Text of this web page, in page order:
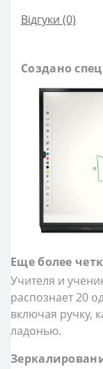
Відгуки (0)
Создано
Еще более
Учителя и
распознает 20
включая ручку,
ладонью.